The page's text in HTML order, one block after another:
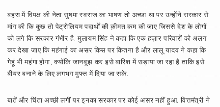
बहस में विपक्ष की नेता सुषमा स्वराज का भाषण तो अच्छा था पर उन्होंने सरकार से
मांग की कि कुछ तो पेट्रोलियम पदार्थों की क़ीमत कम की जाए जिससे देश के लोगों
को लगे कि सरकार गंभीर है. मुलायम सिंह ने कहा कि एक हज़ार परिवारों को अलग
कर देखा जाए कि महंगाई का असर किस पर कितना है और लालू यादव ने कहा कि
गेहूं भी महंगा होगा, क्योंकि जानबूझ कर इसे बारिश में सड़ाया जा रहा है ताकि इसे
बीयर बनाने के लिए लगभग मुफ्त में दिया जा सके.
बातें और चिंता अच्छी लगीं पर इनका सरकार पर कोई असर नहीं हुआ. वित्तमंत्री ने